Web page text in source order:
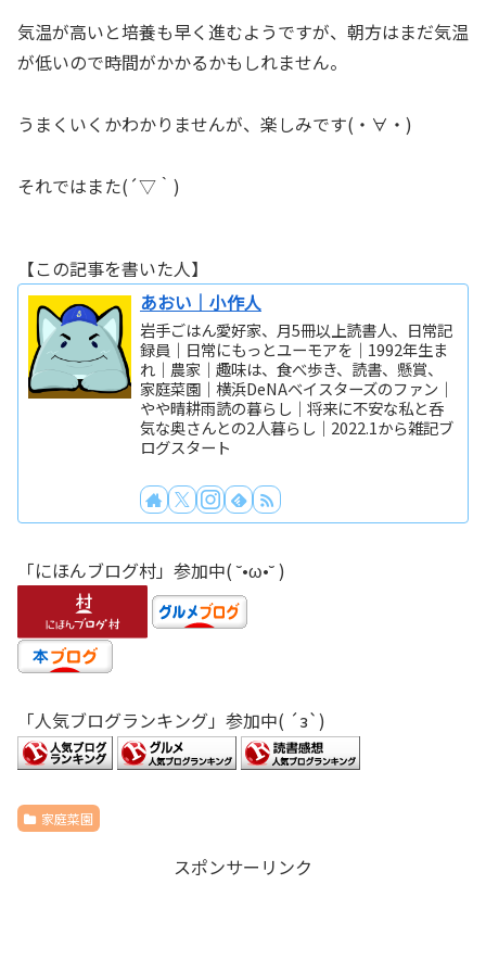
気温が高いと培養も早く進むようですが、朝方はまだ気温
が低いので時間がかかるかもしれません。
うまくいくかわかりませんが、楽しみです(・∀・)
それではまた(´▽｀)
【この記事を書いた人】
あおい｜小作人
岩手ごはん愛好家、月5冊以上読書人、日常記
録員｜日常にもっとユーモアを｜1992年生ま
れ｜農家｜趣味は、食べ歩き、読書、懸賞、
家庭菜園｜横浜DeNAベイスターズのファン｜
やや晴耕雨読の暮らし｜将来に不安な私と呑
気な奥さんとの2人暮らし｜2022.1から雑記ブ
ログスタート
「にほんブログ村」参加中( ˘•ω•˘ )
「人気ブログランキング」参加中( ´з`)
家庭菜園
スポンサーリンク